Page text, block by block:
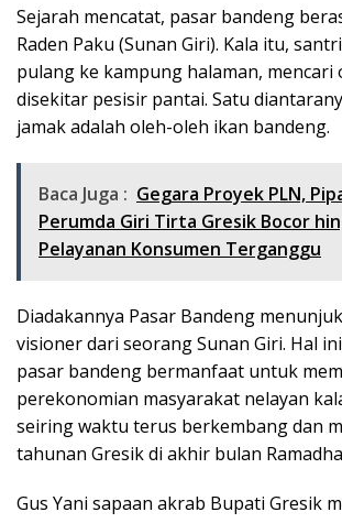
Sejarah mencatat, pasar bandeng
Raden Paku (Sunan Giri). Kala itu,
pulang ke kampung halaman, mencari
disekitar pesisir pantai. Satu
jamak adalah oleh-oleh ikan bandeng.
Baca Juga : Gegara Proyek PLN,
Perumda Giri Tirta Gresik Bocor
Pelayanan Konsumen Terganggu
Diadakannya Pasar Bandeng
visioner dari seorang Sunan Giri. Hal
pasar bandeng bermanfaat untuk
perekonomian masyarakat nelayan
seiring waktu terus berkembang dan
tahunan Gresik di akhir bulan
Gus Yani sapaan akrab Bupati Gresik